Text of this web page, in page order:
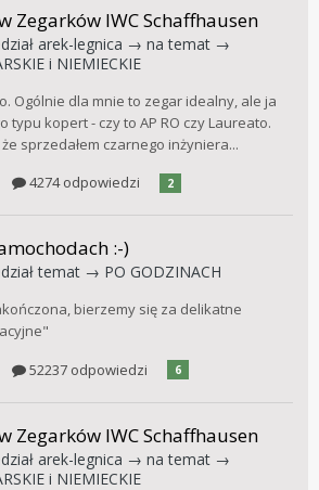
Zegarków IWC Schaffhausen
arek-legnica → na temat →
i NIEMIECKIE
Ogólnie dla mnie to zegar idealny, ale ja
typu kopert - czy to AP RO czy Laureato.
że sprzedałem czarnego inżyniera...
4274 odpowiedzi 2
:-)
temat → PO GODZINACH
bierzemy się za delikatne
52237 odpowiedzi 6
Zegarków IWC Schaffhausen
arek-legnica → na temat →
i NIEMIECKIE